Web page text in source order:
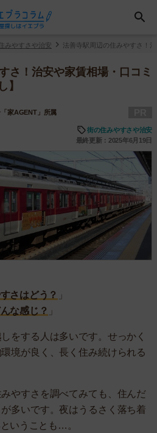
みやすさや治安 法善寺駅周辺の住みやすさ！
さ！治安や家賃相場・口コミ
】
家AGENT」所属
街の住みやすさや治安
最終更新：2025年6月19日
さはどう？ 」
な感じ？ 」
をする人は多いです。せっかく
境が良く、長く住み続けられる
やすさを調べてみても、住んだ
多いです。夜はうるさく落ち着
いうことも…。